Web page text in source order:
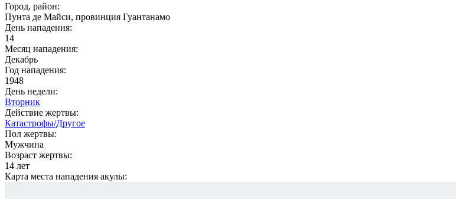
Город, район:
Пунта де Майси, провинция Гуантанамо
День нападения:
14
Месяц нападения:
Декабрь
Год нападения:
1948
День недели:
Вторник
Действие жертвы:
Катастрофы/Другое
Пол жертвы:
Мужчина
Возраст жертвы:
14 лет
Карта места нападения акулы: